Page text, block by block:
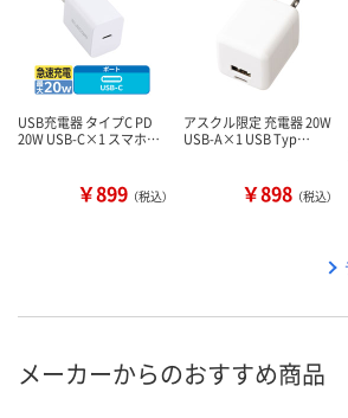
USB充電器 タイプC PD
20W USB-C×1 スマホ…
￥899 （税込）
アスクル限定 充電器 20W
USB-A×1 USB Typ…
￥898 （税込）
メーカーからのおすすめ商品